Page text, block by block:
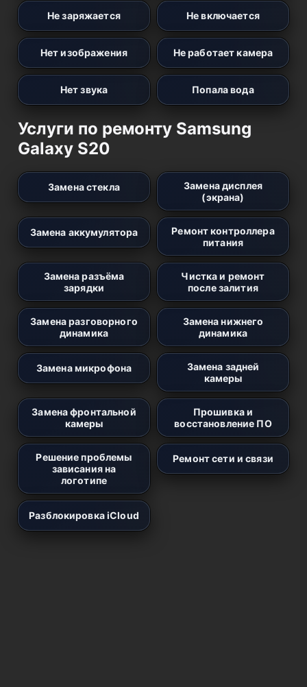
Не заряжается Не включается
Нет изображения Не работает камера
Нет звука Попала вода
Услуги по ремонту Samsung
Galaxy S20
Замена стекла
Замена дисплея
(экрана)
Замена аккумулятора
Ремонт контроллера
питания
Замена разъёма
зарядки
Чистка и ремонт
после залития
Замена разговорного
динамика
Замена нижнего
динамика
Замена микрофона
Замена задней
камеры
Замена фронтальной
камеры
Прошивка и
восстановление ПО
Решение проблемы
зависания на
логотипе
Ремонт сети и связи
Разблокировка iCloud